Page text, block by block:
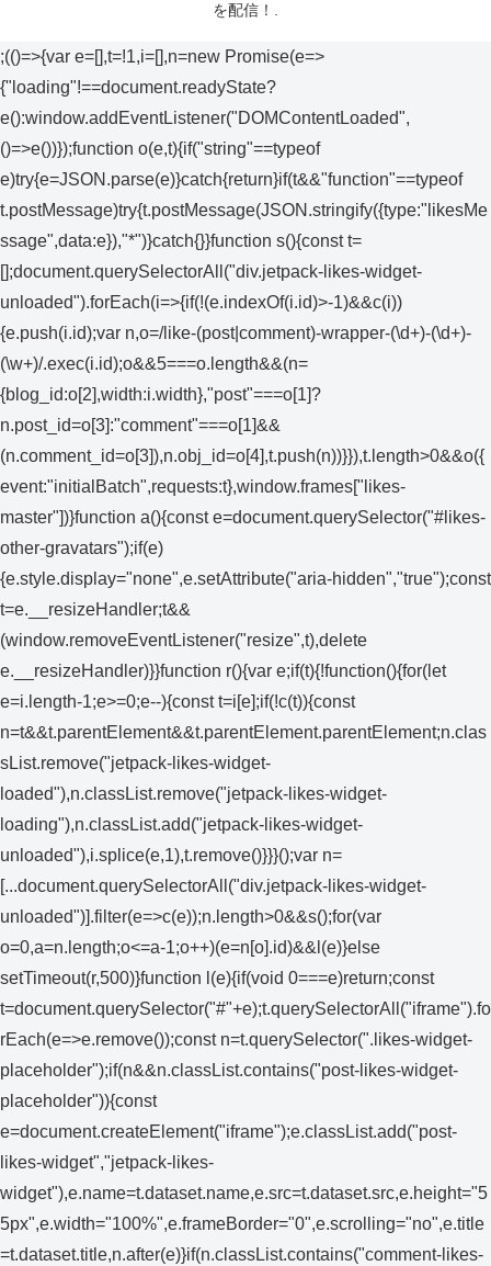
を配信！.
;(()=>{var e=[],t=!1,i=[],n=new Promise(e=>
{"loading"!==document.readyState?
e():window.addEventListener("DOMContentLoaded",
()=>e())});function o(e,t){if("string"==typeof
e)try{e=JSON.parse(e)}catch{return}if(t&&"function"==typeof
t.postMessage)try{t.postMessage(JSON.stringify({type:"likesMe
ssage",data:e}),"*")}catch{}}function s(){const t=
[];document.querySelectorAll("div.jetpack-likes-widget-
unloaded").forEach(i=>{if(!(e.indexOf(i.id)>-1)&&c(i))
{e.push(i.id);var n,o=/like-(post|comment)-wrapper-(\d+)-(\d+)-
(\w+)/.exec(i.id);o&&5===o.length&&(n=
{blog_id:o[2],width:i.width},"post"===o[1]?
n.post_id=o[3]:"comment"===o[1]&&
(n.comment_id=o[3]),n.obj_id=o[4],t.push(n))}}),t.length>0&&o({
event:"initialBatch",requests:t},window.frames["likes-
master"])}function a(){const e=document.querySelector("#likes-
other-gravatars");if(e)
{e.style.display="none",e.setAttribute("aria-hidden","true");const
t=e.__resizeHandler;t&&
(window.removeEventListener("resize",t),delete
e.__resizeHandler)}}function r(){var e;if(t){!function(){for(let
e=i.length-1;e>=0;e--){const t=i[e];if(!c(t)){const
n=t&&t.parentElement&&t.parentElement.parentElement;n.clas
sList.remove("jetpack-likes-widget-
loaded"),n.classList.remove("jetpack-likes-widget-
loading"),n.classList.add("jetpack-likes-widget-
unloaded"),i.splice(e,1),t.remove()}}}();var n=
[...document.querySelectorAll("div.jetpack-likes-widget-
unloaded")].filter(e=>c(e));n.length>0&&s();for(var
o=0,a=n.length;o<=a-1;o++)(e=n[o].id)&&l(e)}else
setTimeout(r,500)}function l(e){if(void 0===e)return;const
t=document.querySelector("#"+e);t.querySelectorAll("iframe").fo
rEach(e=>e.remove());const n=t.querySelector(".likes-widget-
placeholder");if(n&&n.classList.contains("post-likes-widget-
placeholder")){const
e=document.createElement("iframe");e.classList.add("post-
likes-widget","jetpack-likes-
widget"),e.name=t.dataset.name,e.src=t.dataset.src,e.height="5
5px",e.width="100%",e.frameBorder="0",e.scrolling="no",e.title
=t.dataset.title,n.after(e)}if(n.classList.contains("comment-likes-